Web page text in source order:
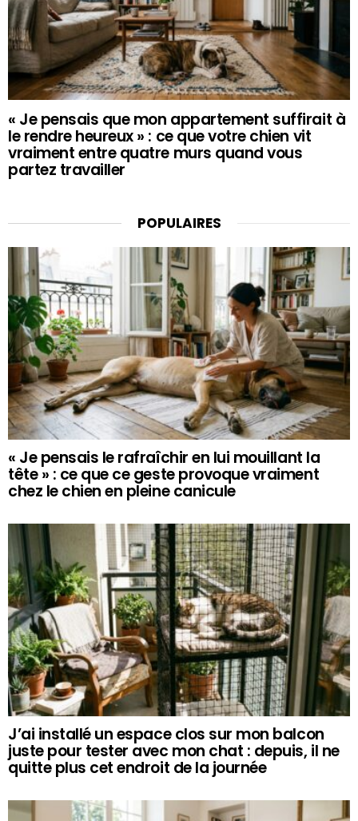
« Je pensais que mon appartement suffirait à
le rendre heureux » : ce que votre chien vit
vraiment entre quatre murs quand vous
partez travailler
POPULAIRES
« Je pensais le rafraîchir en lui mouillant la
tête » : ce que ce geste provoque vraiment
chez le chien en pleine canicule
J’ai installé un espace clos sur mon balcon
juste pour tester avec mon chat : depuis, il ne
quitte plus cet endroit de la journée